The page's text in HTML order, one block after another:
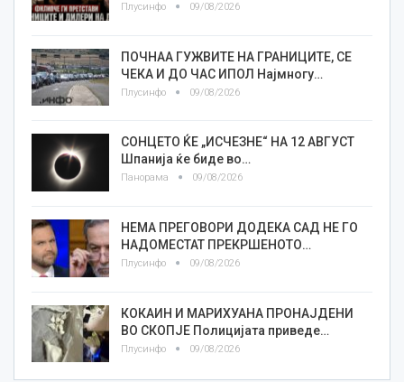
Плусинфо 09/08/2026
ПОЧНАА ГУЖВИТЕ НА ГРАНИЦИТЕ, СЕ
ЧЕКА И ДО ЧАС ИПОЛ Најмногу…
Плусинфо 09/08/2026
СОНЦЕТО ЌЕ „ИСЧЕЗНЕ“ НА 12 АВГУСТ
Шпанија ќе биде во…
Панорама 09/08/2026
НЕМА ПРЕГОВОРИ ДОДЕКА САД НЕ ГО
НАДОМЕСТАТ ПРЕКРШЕНОТО…
Плусинфо 09/08/2026
КОКАИН И МАРИХУАНА ПРОНАЈДЕНИ
ВО СКОПЈЕ Полицијата приведе…
Плусинфо 09/08/2026